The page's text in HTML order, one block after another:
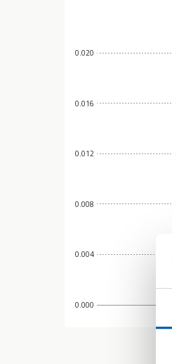
0.000
0.004
0.008
0.012
0.016
0.020